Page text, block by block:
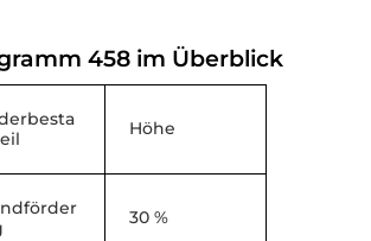
458 im Überblick
Höhe
30 %